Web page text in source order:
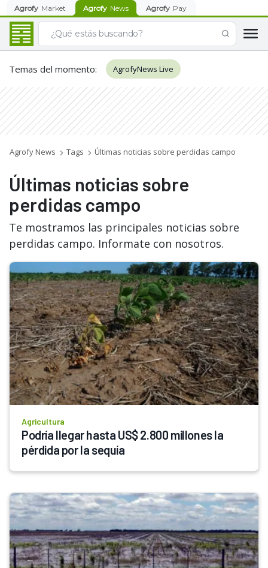
Agrofy Market Agrofy News Agrofy Pay
Temas del momento: AgrofyNews Live
Agrofy News Tags Últimas noticias sobre perdidas campo
Últimas noticias sobre
perdidas campo
Te mostramos las principales noticias sobre
perdidas campo. Informate con nosotros.
Agricultura
Podría llegar hasta US$ 2.800 millones la
pérdida por la sequía